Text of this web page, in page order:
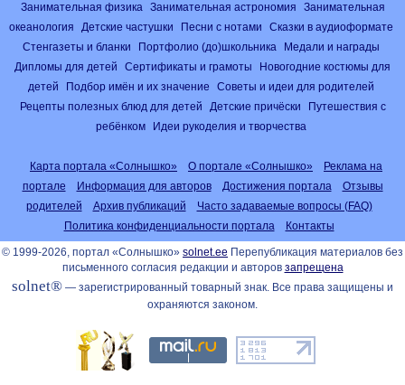
Занимательная физика
Занимательная астрономия
Занимательная
океанология
Детские частушки Песни с нотами
Сказки в аудиоформате
Стенгазеты и бланки
Портфолио (до)школьника
Медали и награды
Дипломы для детей
Сертификаты и грамоты
Новогодние костюмы для
детей
Подбор имён и их значение
Советы и идеи для родителей
Рецепты полезных блюд для детей
Детские причёски
Путешествия с
ребёнком
Идеи рукоделия и творчества
Карта портала «Солнышко» О портале «Солнышко»
Реклама на
портале
Информация для авторов Достижения портала
Отзывы
родителей
Архив публикаций
Часто задаваемые вопросы (FAQ)
Политика конфиденциальности портала
Контакты
© 1999-2026, портал «Солнышко» solnet.ee Перепубликация материалов без
письменного согласия редакции и авторов запрещена
solnet® — зарегистрированный товарный знак. Все права защищены и
охраняются законом.